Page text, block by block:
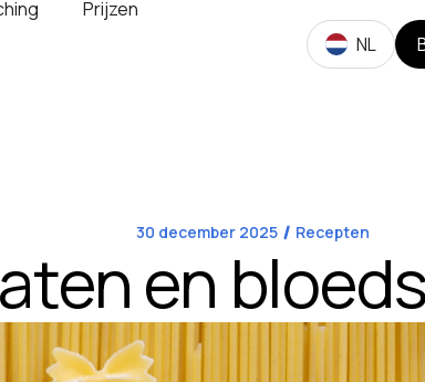
Prijzen
NL
30 december 2025 Recepten
en